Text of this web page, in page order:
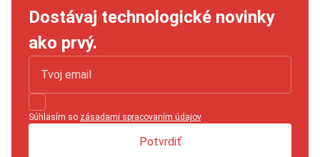
Dostávaj technologické novinky
ako prvý.
Súhlasím so zásadami spracovaním údajov.
Potvrdiť